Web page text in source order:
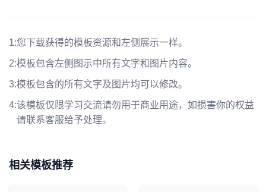
1:您下载获得的模板资源和左侧展示一样。
2:模板包含左侧图示中所有文字和图片内容。
3:模板包含的所有文字及图片均可以修改。
4:该模板仅限学习交流请勿用于商业用途，如损害你的权益
请联系客服给予处理。
相关模板推荐